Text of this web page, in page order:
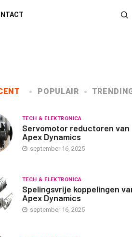
POPULAIR
TECH & ELEKTRONICA
Servomotor reductoren van
Apex Dynamics
september 16, 2025
TECH & ELEKTRONICA
Spelingsvrije koppelingen
Apex Dynamics
september 16, 2025